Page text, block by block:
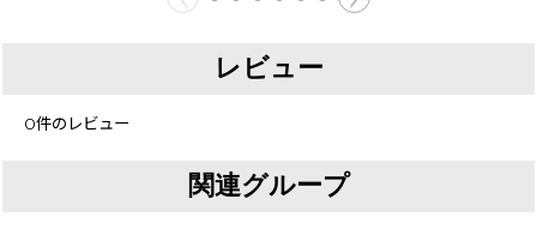
レビュー
0件のレビュー
関連グループ